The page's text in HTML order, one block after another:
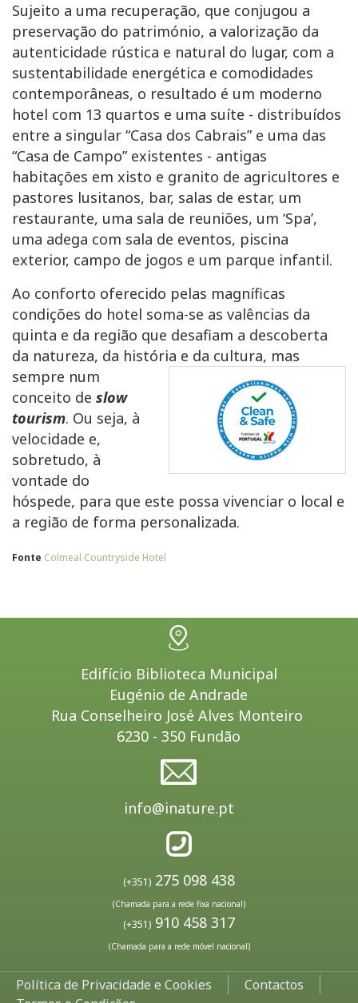
Sujeito a uma recuperação, que conjugou a
preservação do património, a valorização da
autenticidade rústica e natural do lugar, com a
sustentabilidade energética e comodidades
contemporâneas, o resultado é um moderno
hotel com 13 quartos e uma suíte - distribuídos
entre a singular “Casa dos Cabrais” e uma das
“Casa de Campo” existentes - antigas
habitações em xisto e granito de agricultores e
pastores lusitanos, bar, salas de estar, um
restaurante, uma sala de reuniões, um ‘Spa’,
uma adega com sala de eventos, piscina
exterior, campo de jogos e um parque infantil.
Ao conforto oferecido pelas magníficas
condições do hotel soma-se as valências da
quinta e da região que desafiam a descoberta
da natureza, da história e da cultura, mas
sempre num
conceito de slow
tourism. Ou seja, à
velocidade e,
sobretudo, à
vontade do
hóspede, para que este possa vivenciar o local e
a região de forma personalizada.
Fonte Colmeal Countryside Hotel
Edifício Biblioteca Municipal
Eugénio de Andrade
Rua Conselheiro José Alves Monteiro
6230 - 350 Fundão
info@inature.pt
(+351) 275 098 438
(Chamada para a rede fixa nacional)
(+351) 910 458 317
(Chamada para a rede móvel nacional)
Política de Privacidade e Cookies
Contactos